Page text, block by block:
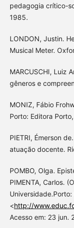
pedagogia crítico-
1985.
LONDON, Justin.
Musical Meter.
MARCUSCHI, Luiz
gêneros e
MONIZ, Fábio
Porto: Editora
PIETRI, Émerson
atuação docente.
POMBO, Olga.
PIMENTA, Carlos.
<http://
Acesso em: 23 jun.